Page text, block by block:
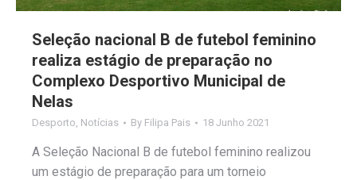
Seleção nacional B de futebol feminino
realiza estágio de preparação no
Complexo Desportivo Municipal de
Nelas
Desporto Notícias By Filipa Pais 18 Junho 2021
A Seleção Nacional B de futebol feminino realizou
um estágio de preparação para um torneio